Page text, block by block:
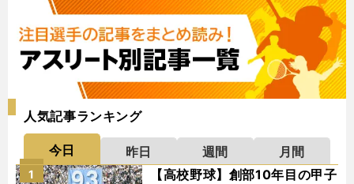
人気記事ランキング
今日 昨日 週間
月間
【高校野球】創部10年目の甲子
1